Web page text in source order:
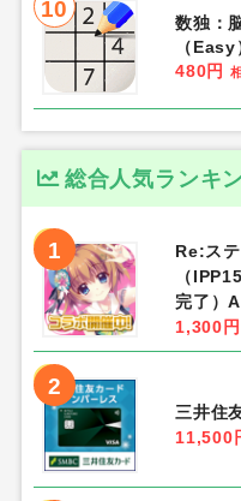
10
数独：
（
480円
総合人気ランキ
1
Re:ス
（
完了）
1,300円
2
三井住
11,500